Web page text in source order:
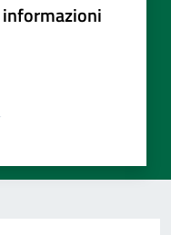
informazioni